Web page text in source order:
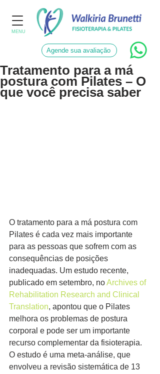
MENU
Agende sua avaliação
Tratamento para a má
postura com Pilates – O
que você precisa saber
O tratamento para a má postura com
Pilates é cada vez mais importante
para as pessoas que sofrem com as
consequências de posições
inadequadas. Um estudo recente,
publicado em setembro, no Archives of
Rehabilitation Research and Clinical
Translation, apontou que o Pilates
melhora os problemas de postura
corporal e pode ser um importante
recurso complementar da fisioterapia.
O estudo é uma meta-análise, que
envolveu a revisão sistemática de 13